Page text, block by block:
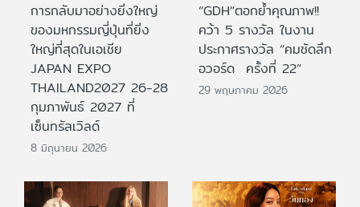
การกลับมาอย่างยิ่งใหญ่
ของมหกรรมญี่ปุ่นที่ยิ่ง
ใหญ่ที่สุดในเอเชีย
JAPAN EXPO
THAILAND2027 26-28
กุมภาพันธ์ 2027 ที่
เซ็นทรัลเวิลด์
8 มิถุนายน 2026
“GDH”ตอกย้ำคุณภาพ!!
คว้า 5 รางวัล ในงาน
ประกาศรางวัล “คมชัดลึก
อวอร์ด ครั้งที่ 22”
29 พฤษภาคม 2026